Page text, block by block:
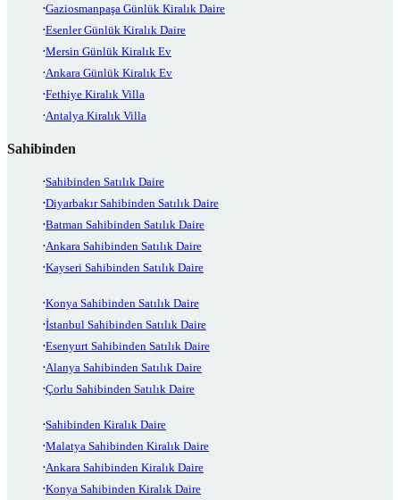
Gaziosmanpaşa Günlük Kiralık Daire
Esenler Günlük Kiralık Daire
Mersin Günlük Kiralık Ev
Ankara Günlük Kiralık Ev
Fethiye Kiralık Villa
Antalya Kiralık Villa
Sahibinden
Sahibinden Satılık Daire
Diyarbakır Sahibinden Satılık Daire
Batman Sahibinden Satılık Daire
Ankara Sahibinden Satılık Daire
Kayseri Sahibinden Satılık Daire
Konya Sahibinden Satılık Daire
İstanbul Sahibinden Satılık Daire
Esenyurt Sahibinden Satılık Daire
Alanya Sahibinden Satılık Daire
Çorlu Sahibinden Satılık Daire
Sahibinden Kiralık Daire
Malatya Sahibinden Kiralık Daire
Ankara Sahibinden Kiralık Daire
Konya Sahibinden Kiralık Daire